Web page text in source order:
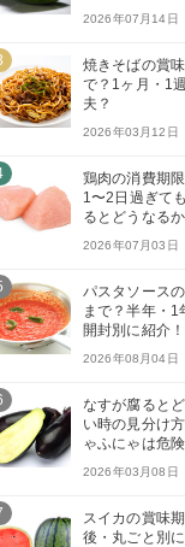
2026年07月14日
焼きそばの賞
で？1ヶ月・1
夫？
2026年03月12日
鶏肉の消費期
1〜2日過ぎて
るとどうなる
2026年07月03日
パスタソース
まで？半年・1
開封別に紹介！
2026年08月04日
なすが腐ると
い時の見分け
ゃふにゃは危険
2026年03月08日
スイカの賞味
後・丸ごと別